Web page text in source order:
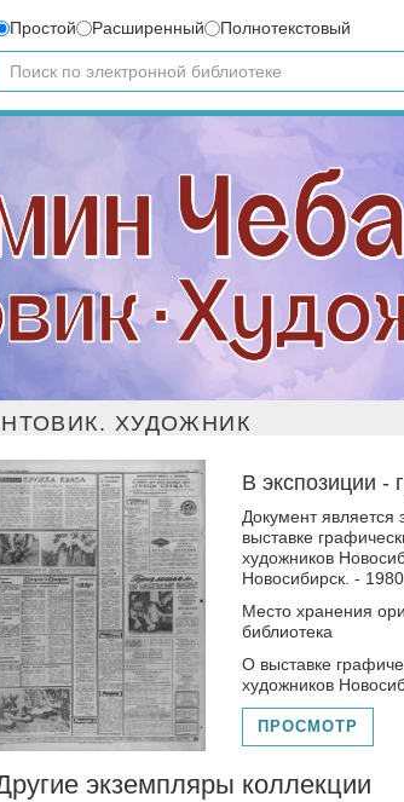
Простой Расширенный
Полнотекстовый
ХУДОЖНИК
В экспозиции -
Документ является
выставке
художников
Новосибирск. -
Место хранения
библиотека
О выставке
художников
ПРОСМОТР
экземпляры коллекции